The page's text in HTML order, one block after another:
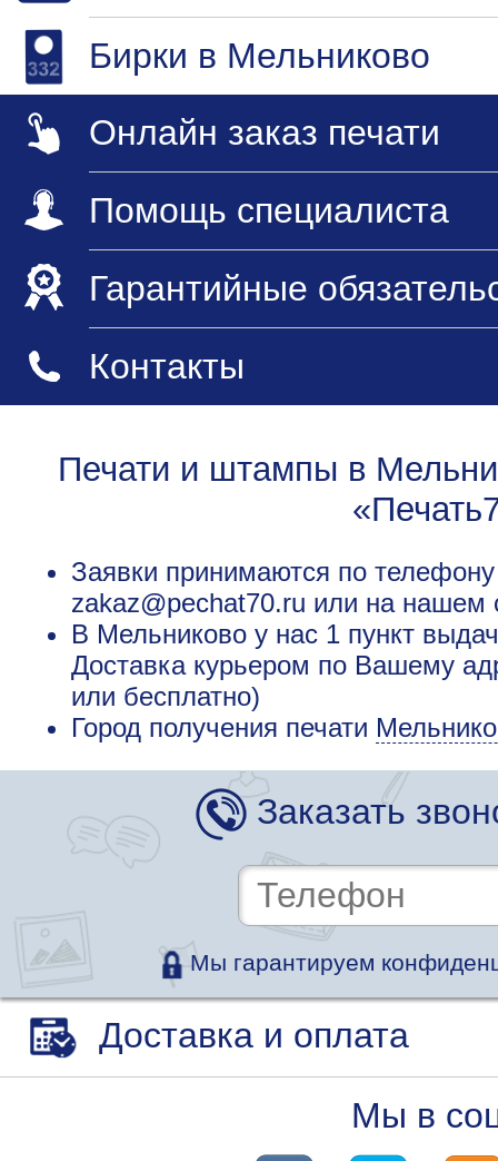
Бирки в Мельниково
Онлайн заказ печати
Помощь специалиста
Гарантийные
Контакты
Печати и штампы в
Заявки принимаются по
zakaz@pechat70.ru или на нашем
В Мельниково у нас 1 пункт
Доставка курьером по Вашему
или бесплатно)
Город получения печати
Заказать
Мы гарантируем
Доставка и оплата
Мы в